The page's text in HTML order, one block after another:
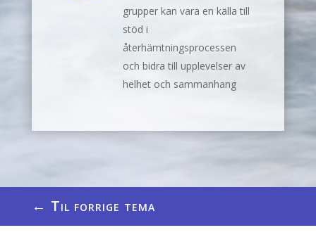
grupper kan vara en källa till
stöd i
återhämtningsprocessen
och bidra till upplevelser av
helhet och sammanhang
← Til forrige tema